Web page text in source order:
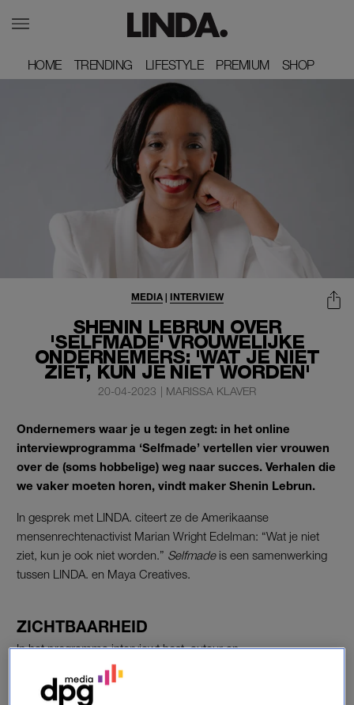
HOME
HOME TRENDING
TRENDING LIFESTYLE
LIFESTYLE PREMIUM
PREMIUM SHOP
SHOP
SHENIN LEBRUN OVER
'SELFMADE' VROUWELIJKE
ONDERNEMERS: 'WAT JE NIET
ZIET, KUN JE NIET WORDEN'
MEDIA| INTERVIEW
20-04-2023 | MARISSA KLAVER
Ondernemers waar je u tegen zegt: in het online
interviewprogramma ‘Selfmade’ vertellen vier vrouwen
over de (soms hobbelige) weg naar succes. Verhalen die
we vaker moeten horen, vindt maker Shenin Lebrun.
In gesprek met LINDA. citeert ze de Amerikaanse
mensenrechtenactivist Marian Wright Edelman: “Wat je niet
ziet, kun je ook niet worden.” Selfmadeis een samenwerking
tussen LINDA. en Maya Creatives.
ZICHTBAARHEID
In het programma interviewt host, auteur en
ondernemer Hanan Challouki succesvolle vrouwelijke
ondernemers, zoals Zeynep Dag (ALZÚARR) en Marsha Goei